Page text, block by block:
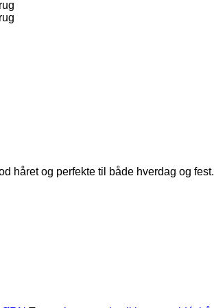
håret og perfekte til både hverdag og fest.